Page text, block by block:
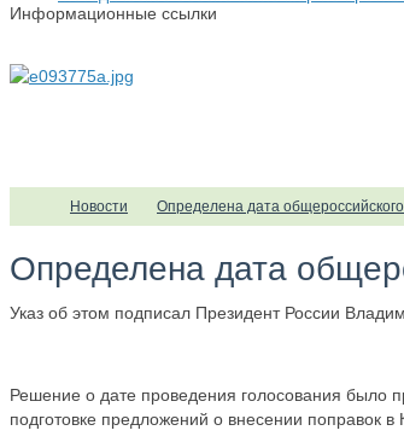
Информационные ссылки
Новости Определена дата
Определена дата
Указ об этом подписал Президент России
Решение о дате проведения голосования было
подготовке предложений о внесении поправок в